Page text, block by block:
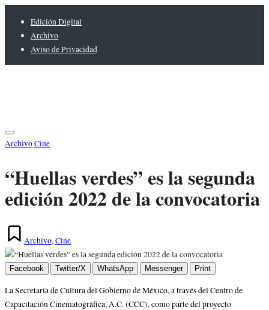
contenido
Edición Digital
Archivo
Aviso de Privacidad
Publicada
ArchivoCine
“Huellas verdes” es la segunda
edición 2022 de la convocatoria
Publicada
en
Archivo,Cine
Facebook Twitter/X WhatsApp Messenger Print
La Secretaría de Cultura del Gobierno de México, a través del Centro de
Capacitación Cinematográfica, A.C. (CCC), como parte del proyecto